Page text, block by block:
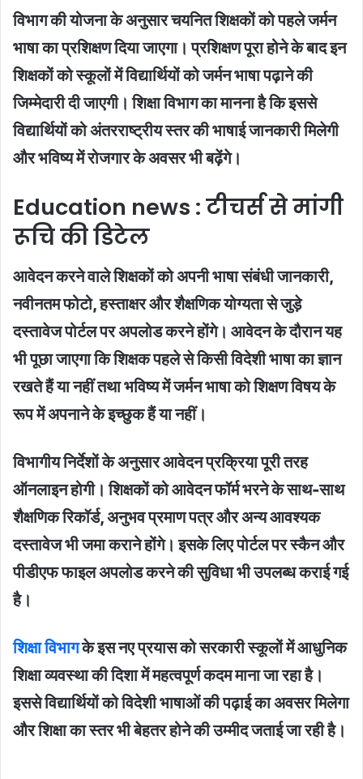
विभाग की योजना के अनुसार चयनित शिक्षकों को पहले जर्मन
भाषा का प्रशिक्षण दिया जाएगा। प्रशिक्षण पूरा होने के बाद इन
शिक्षकों को स्कूलों में विद्यार्थियों को जर्मन भाषा पढ़ाने की
जिम्मेदारी दी जाएगी। शिक्षा विभाग का मानना है कि इससे
विद्यार्थियों को अंतरराष्ट्रीय स्तर की भाषाई जानकारी मिलेगी
और भविष्य में रोजगार के अवसर भी बढ़ेंगे।
Education news : टीचर्स से मांगी
रूचि की डिटेल
आवेदन करने वाले शिक्षकों को अपनी भाषा संबंधी जानकारी,
नवीनतम फोटो, हस्ताक्षर और शैक्षणिक योग्यता से जुड़े
दस्तावेज पोर्टल पर अपलोड करने होंगे। आवेदन के दौरान यह
भी पूछा जाएगा कि शिक्षक पहले से किसी विदेशी भाषा का ज्ञान
रखते हैं या नहीं तथा भविष्य में जर्मन भाषा को शिक्षण विषय के
रूप में अपनाने के इच्छुक हैं या नहीं।
विभागीय निर्देशों के अनुसार आवेदन प्रक्रिया पूरी तरह
ऑनलाइन होगी। शिक्षकों को आवेदन फॉर्म भरने के साथ-साथ
शैक्षणिक रिकॉर्ड, अनुभव प्रमाण पत्र और अन्य आवश्यक
दस्तावेज भी जमा कराने होंगे। इसके लिए पोर्टल पर स्कैन और
पीडीएफ फाइल अपलोड करने की सुविधा भी उपलब्ध कराई गई
है।
शिक्षा विभागके इस नए प्रयास को सरकारी स्कूलों में आधुनिक
शिक्षा व्यवस्था की दिशा में महत्वपूर्ण कदम माना जा रहा है।
इससे विद्यार्थियों को विदेशी भाषाओं की पढ़ाई का अवसर मिलेगा
और शिक्षा का स्तर भी बेहतर होने की उम्मीद जताई जा रही है।